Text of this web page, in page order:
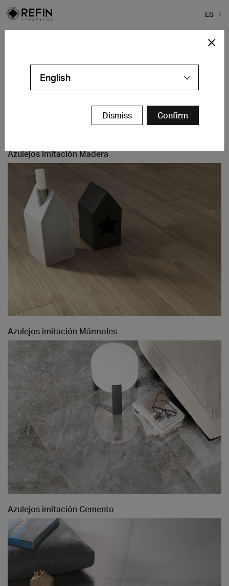
ES
Nuevas Colecciones
Descubre las nuevas colecciones
Azulejos imitación Madera
Azulejos imitación Mármoles
Azulejos imitación Cemento
English
Dismiss Confirm